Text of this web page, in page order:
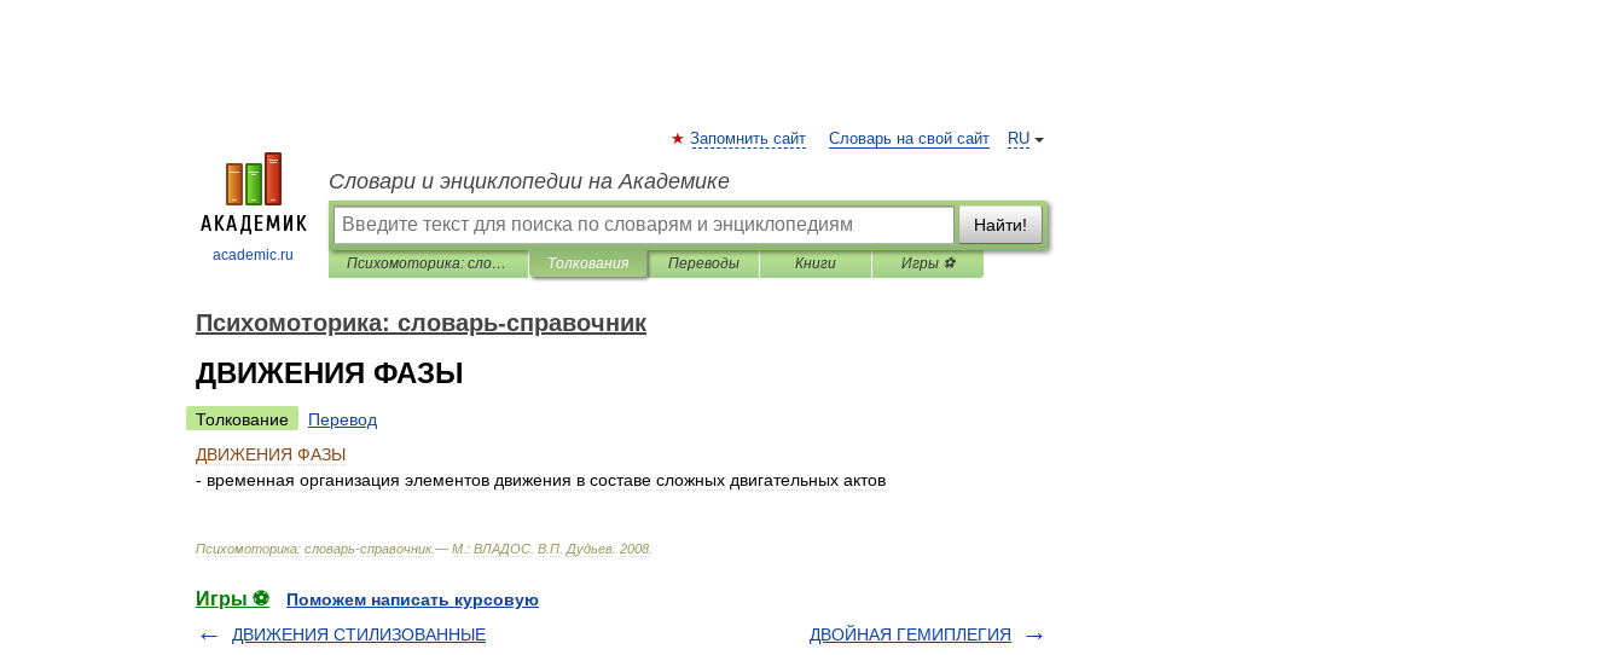
academic.ru
RU
Запомнить сайт Словарь на свой сайт
Словари и энциклопедии на Академике
Найти!
Психомоторика: cловарь-справочник Толкования Переводы Книги Игры ⚽
Психомоторика: cловарь-справочник
ДВИЖЕНИЯ ФАЗЫ
Толкование
Перевод
ДВИЖЕНИЯ ФАЗЫ
- временная организация элементов движения в составе сложных двигательных актов
Психомоторика: cловарь-справочник.— М : ВЛАДОС В П Дудьев 2008
Игры ⚽
Поможем написать курсовую
ДВИЖЕНИЯ СТИЛИЗОВАННЫЕ
ДВОЙНАЯ ГЕМИПЛЕГИЯ